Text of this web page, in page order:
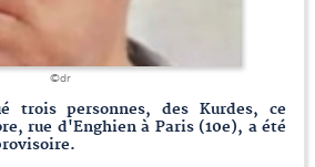
©dr
trois personnes, des Kurdes, ce
rue d'Enghien à Paris (10e), a été